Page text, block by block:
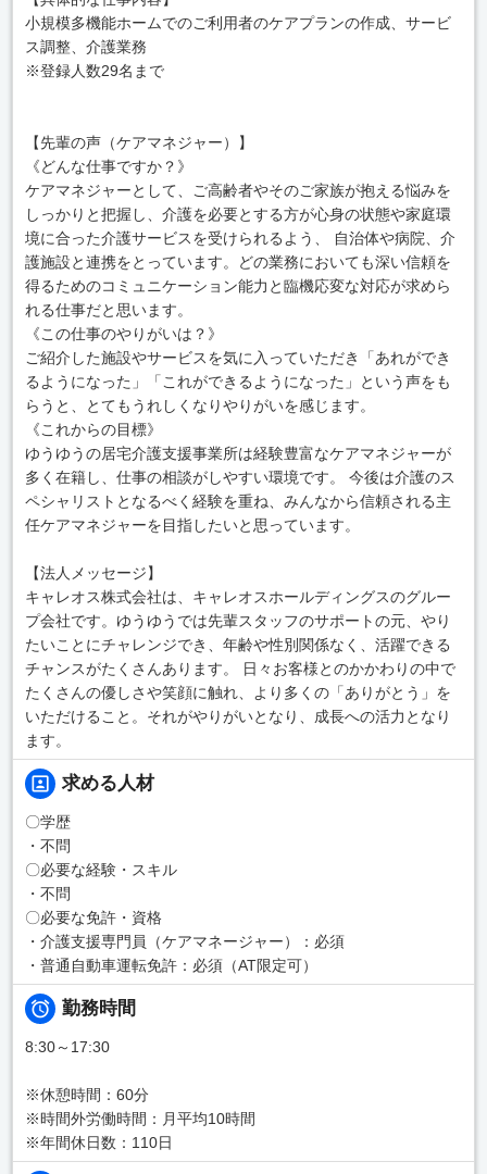
小規模多機能ホームでのご利用者のケアプランの作成、サービ
ス調整、介護業務
※登録人数29名まで
【先輩の声（ケアマネジャー）】
《どんな仕事ですか？》
ケアマネジャーとして、ご高齢者やそのご家族が抱える悩みを
しっかりと把握し、介護を必要とする方が心身の状態や家庭環
境に合った介護サービスを受けられるよう、 自治体や病院、介
護施設と連携をとっています。どの業務においても深い信頼を
得るためのコミュニケーション能力と臨機応変な対応が求めら
れる仕事だと思います。
《この仕事のやりがいは？》
ご紹介した施設やサービスを気に入っていただき「あれができ
るようになった」「これができるようになった」という声をも
らうと、とてもうれしくなりやりがいを感じます。
《これからの目標》
ゆうゆうの居宅介護支援事業所は経験豊富なケアマネジャーが
多く在籍し、仕事の相談がしやすい環境です。 今後は介護のス
ペシャリストとなるべく経験を重ね、みんなから信頼される主
任ケアマネジャーを目指したいと思っています。
【法人メッセージ】
キャレオス株式会社は、キャレオスホールディングスのグルー
プ会社です。ゆうゆうでは先輩スタッフのサポートの元、やり
たいことにチャレンジでき、年齢や性別関係なく、活躍できる
チャンスがたくさんあります。 日々お客様とのかかわりの中で
たくさんの優しさや笑顔に触れ、より多くの「ありがとう」を
いただけること。それがやりがいとなり、成長への活力となり
ます。
求める人材
〇学歴
・不問
〇必要な経験・スキル
・不問
〇必要な免許・資格
・介護支援専門員（ケアマネージャー）：必須
・普通自動車運転免許：必須（AT限定可）
勤務時間
8:30～17:30
※休憩時間：60分
※時間外労働時間：月平均10時間
※年間休日数：110日